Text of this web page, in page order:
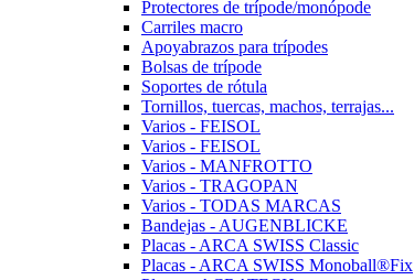
Protectores de trípode/monópode
Carriles macro
Apoyabrazos para trípodes
Bolsas de trípode
Soportes de rótula
Tornillos, tuercas, machos, terrajas...
Varios - FEISOL
Varios - FEISOL
Varios - MANFROTTO
Varios - TRAGOPAN
Varios - TODAS MARCAS
Bandejas - AUGENBLICKE
Placas - ARCA SWISS Classic
Placas - ARCA SWISS Monoball®Fix